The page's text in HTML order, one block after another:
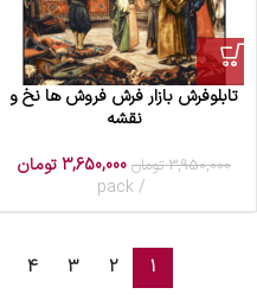
تابلوفرش بازار فرش فروش ها نخ و
نقشه
3,950,000 تومان 3,650,000 تومان
pack
1
2
3
4